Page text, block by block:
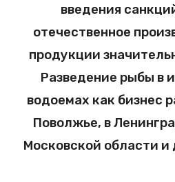
введения
отечественное
продукции
Разведение рыбы в
водоемах как бизнес
Поволжье, в
Московской области и